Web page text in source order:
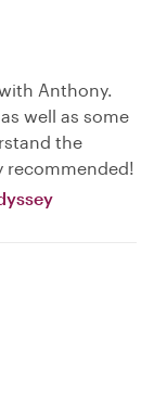
Anthony.
well as some
the
recommended!